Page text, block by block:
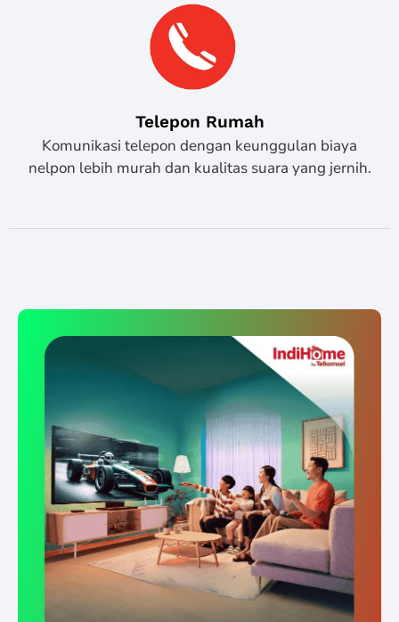
Telepon Rumah
Komunikasi telepon dengan keunggulan biaya
nelpon lebih murah dan kualitas suara yang jernih.